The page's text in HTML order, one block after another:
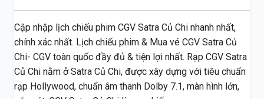
Cập nhập lịch chiếu phim CGV Satra Củ Chi nhanh nhất,
chính xác nhất. Lịch chiếu phim & Mua vé CGV Satra Củ
Chi- CGV toàn quốc đầy đủ & tiện lợi nhất. Rạp CGV Satra
Củ Chi nằm ở Satra Củ Chi, được xây dựng với tiêu chuẩn
rạp Hollywood, chuẩn âm thanh Dolby 7.1, màn hình lớn,